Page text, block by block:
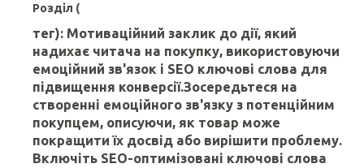
Розділ (
тег): Мотиваційний заклик до дії, який
надихає читача на покупку, використовуючи
емоційний зв'язок і SEO ключові слова для
підвищення конверсії.Зосередьтеся на
створенні емоційного зв'язку з потенційним
покупцем, описуючи, як товар може
покращити їх досвід або вирішити проблему.
Включіть SEO-оптимізовані ключові слова